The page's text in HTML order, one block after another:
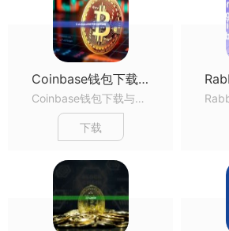
Coinbase钱包下载与使用指南
Coinbase钱包下载与使用指南Coinbase钱包下载与使用指南Coinbase钱包下载与使用指南...
下载